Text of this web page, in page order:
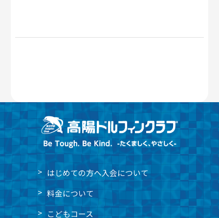
はじめての方へ入会について
料金について
こどもコース